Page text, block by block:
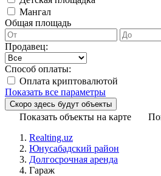
Мангал
Общая площадь
Продавец:
Способ оплаты:
Оплата криптовалютой
Показать все параметры
Показать объекты на карте
Realting.uz
Юнусабадский район
Долгосрочная аренда
Гараж